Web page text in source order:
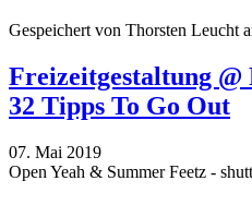
Gespeichert von Thorsten Leucht
Freizeitgestaltung
32 Tipps To Go Out
07. Mai 2019
Open Yeah & Summer Feetz -